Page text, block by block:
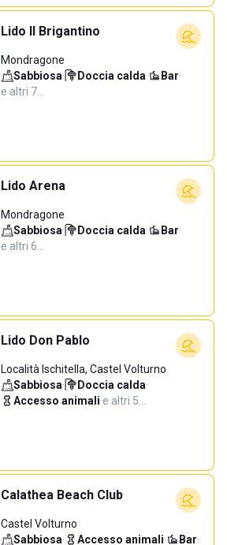
Lido Il Brigantino
Mondragone
Sabbiosa· Doccia calda· Bar·
e altri 7…
Lido Arena
Mondragone
Sabbiosa· Doccia calda· Bar·
e altri 6…
Lido Don Pablo
Località Ischitella, Castel Volturno
Sabbiosa· Doccia calda·
Accesso animali·e altri 5…
Calathea Beach Club
Castel Volturno
Sabbiosa· Accesso animali· Bar·